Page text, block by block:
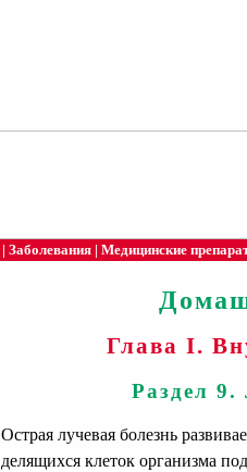
| Заболевания | Медицинские
Глава I.
Раздел 9.
Острая лучевая болезнь
делящихся клеток организма